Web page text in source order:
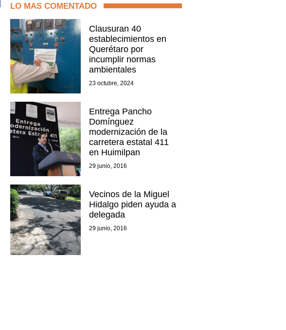
LO MAS COMENTADO
Clausuran 40
establecimientos en
Querétaro por
incumplir normas
ambientales
23 octubre, 2024
Entrega Pancho
Domínguez
modernización de la
carretera estatal 411
en Huimilpan
29 junio, 2016
Vecinos de la Miguel
Hidalgo piden ayuda a
delegada
29 junio, 2016